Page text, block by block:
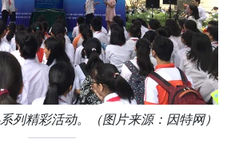
列精彩活动。（图片来源：因特网）